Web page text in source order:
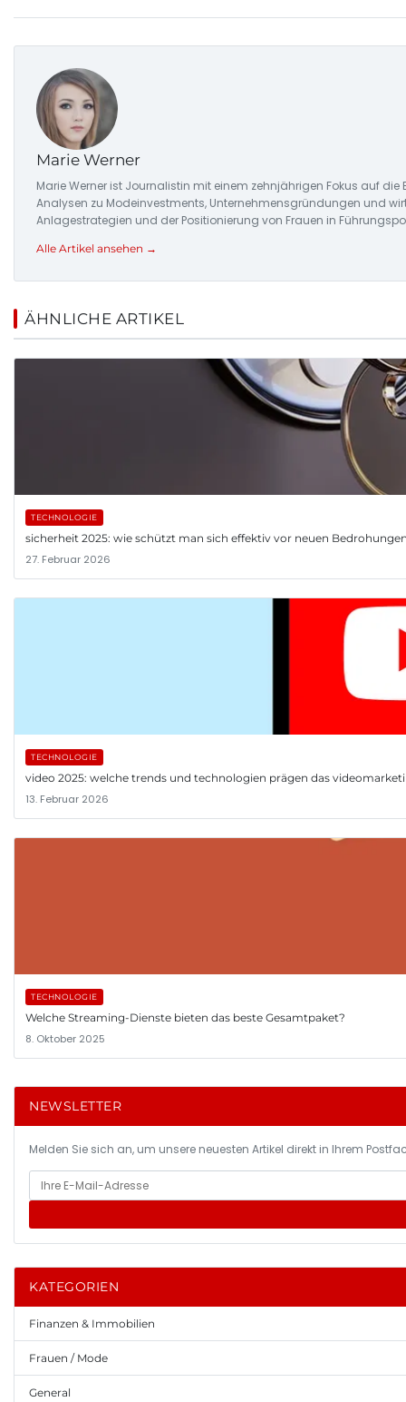
Marie Werner
Marie Werner ist Journalistin mit einem zehnjährigen Fokus auf
Analysen zu Modeinvestments, Unternehmensgründungen und
Anlagestrategien und der Positionierung von Frauen in
Alle Artikel ansehen →
ÄHNLICHE ARTIKEL
TECHNOLOGIE
sicherheit 2025: wie schützt man sich effektiv vor neuen
27. Februar 2026
TECHNOLOGIE
video 2025: welche trends und technologien prägen das
13. Februar 2026
TECHNOLOGIE
Welche Streaming-Dienste bieten das beste Gesamtpaket?
8. Oktober 2025
NEWSLETTER
Melden Sie sich an, um unsere neuesten Artikel direkt in Ihrem
KATEGORIEN
Finanzen & Immobilien
Frauen / Mode
General